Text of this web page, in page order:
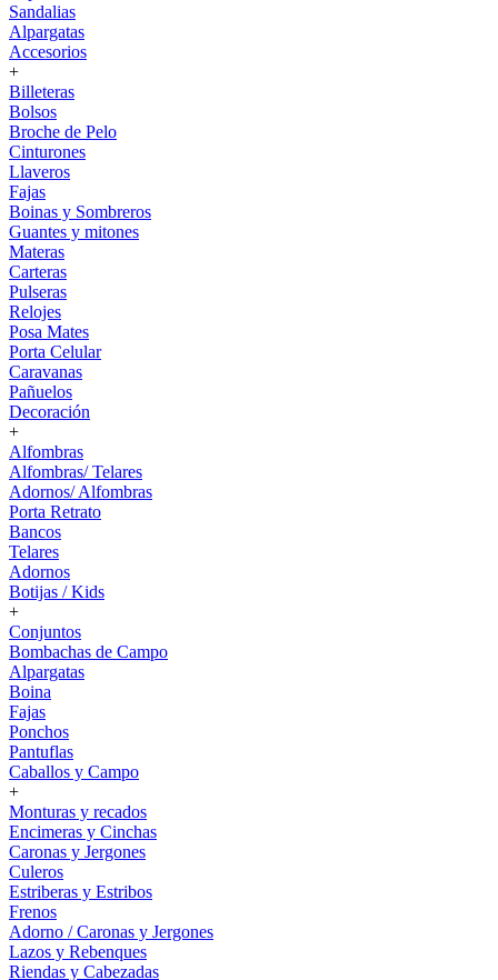
Sandalias
Alpargatas
Accesorios
+
Billeteras
Bolsos
Broche de Pelo
Cinturones
Llaveros
Fajas
Boinas y Sombreros
Guantes y mitones
Materas
Carteras
Pulseras
Relojes
Posa Mates
Porta Celular
Caravanas
Pañuelos
Decoración
+
Alfombras
Alfombras/ Telares
Adornos/ Alfombras
Porta Retrato
Bancos
Telares
Adornos
Botijas / Kids
+
Conjuntos
Bombachas de Campo
Alpargatas
Boina
Fajas
Ponchos
Pantuflas
Caballos y Campo
+
Monturas y recados
Encimeras y Cinchas
Caronas y Jergones
Culeros
Estriberas y Estribos
Frenos
Adorno / Caronas y Jergones
Lazos y Rebenques
Riendas y Cabezadas